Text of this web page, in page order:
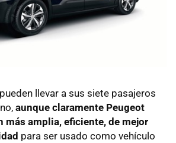
llevar a sus siete pasajeros
aunque claramente Peugeot
más amplia, eficiente, de mejor
para ser usado como vehículo